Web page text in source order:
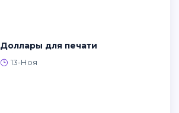
Доллары для печати
13-Ноя